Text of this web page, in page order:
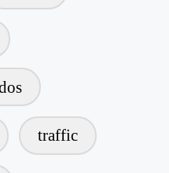
traffic